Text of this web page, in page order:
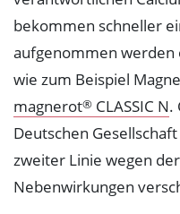
bekommen schneller
aufgenommen werden
wie zum Beispiel
magnerot® CLASSIC N.
Deutschen
zweiter Linie wegen
Nebenwirkungen